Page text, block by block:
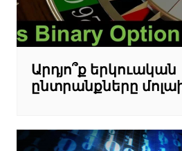
Արդյո՞ք երկուական
ընտրանքները